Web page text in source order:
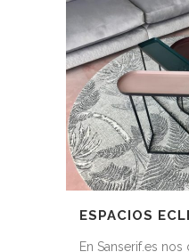
ESPACIOS
En Sanserif.es